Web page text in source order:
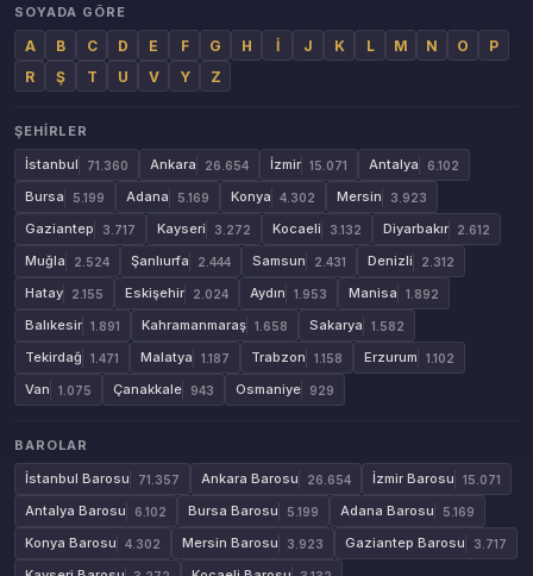
SOYADA GÖRE
A B C D E F G H İ J K L M N O
P
R
Ş T U V Y Z
ŞEHIRLER
İstanbul
71.360 Ankara 26.654 İzmir 15.071 Antalya 6.102
Bursa 5.199 Adana 5.169 Konya 4.302 Mersin 3.923
Gaziantep 3.717 Kayseri 3.272 Kocaeli 3.132 Diyarbakır 2.612
Muğla 2.524 Şanlıurfa 2.444 Samsun 2.431 Denizli 2.312
Hatay 2.155 Eskişehir 2.024 Aydın 1.953 Manisa 1.892
Balıkesir 1.891 Kahramanmaraş 1.658 Sakarya 1.582
Tekirdağ 1.471 Malatya 1.187 Trabzon 1.158 Erzurum 1.102
Van 1.075 Çanakkale 943 Osmaniye 929
BAROLAR
İstanbul Barosu
71.357 Ankara Barosu 26.654 İzmir Barosu 15.071
Antalya Barosu 6.102 Bursa Barosu 5.199 Adana Barosu 5.169
Konya Barosu 4.302 Mersin Barosu 3.923 Gaziantep Barosu 3.717